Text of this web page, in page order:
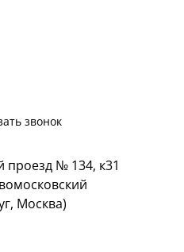
звонок
№ 134, к31
Москва)